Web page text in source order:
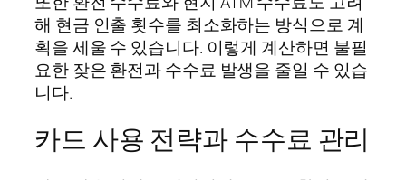
해 현금 인출 횟수를 최소화하는 방식으로 계
획을 세울 수 있습니다. 이렇게 계산하면 불필
요한 잦은 환전과 수수료 발생을 줄일 수 있습
니다.
카드 사용 전략과 수수료 관리